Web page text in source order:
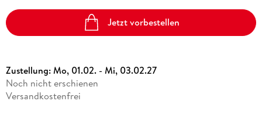
Jetzt vorbestellen
Zustellung:Mo, 01.02. - Mi, 03.02.27
Noch nicht erschienen
Versandkostenfrei